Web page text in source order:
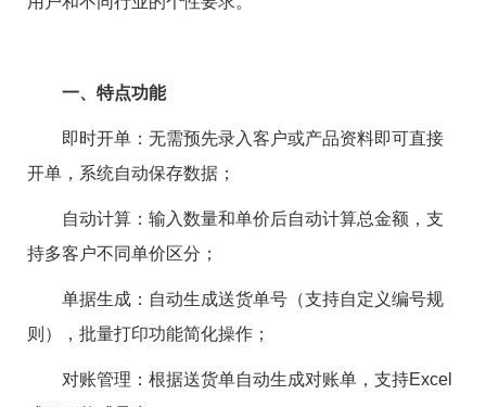
一、特点功能
‌即时开单‌：无需预先录入客户或产品资料即可直接
开单，系统自动保存数据； ‌
‌自动计算‌：输入数量和单价后自动计算总金额，支
持多客户不同单价区分； ‌
‌单据生成‌：自动生成送货单号（支持自定义编号规
则），批量打印功能简化操作； ‌
‌对账管理‌：根据送货单自动生成对账单，支持Excel